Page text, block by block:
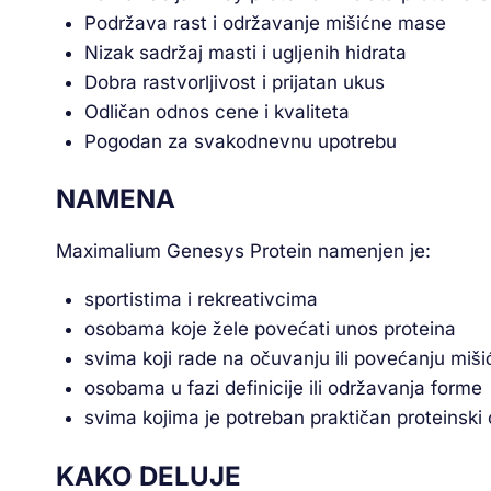
Podržava rast i održavanje mišićne mase
Nizak sadržaj masti i ugljenih hidrata
Dobra rastvorljivost i prijatan ukus
Odličan odnos cene i kvaliteta
Pogodan za svakodnevnu upotrebu
NAMENA
Maximalium Genesys Protein namenjen je:
sportistima i rekreativcima
osobama koje žele povećati unos proteina
svima koji rade na očuvanju ili povećanju
osobama u fazi definicije ili održavanja forme
svima kojima je potreban praktičan proteinski
KAKO DELUJE